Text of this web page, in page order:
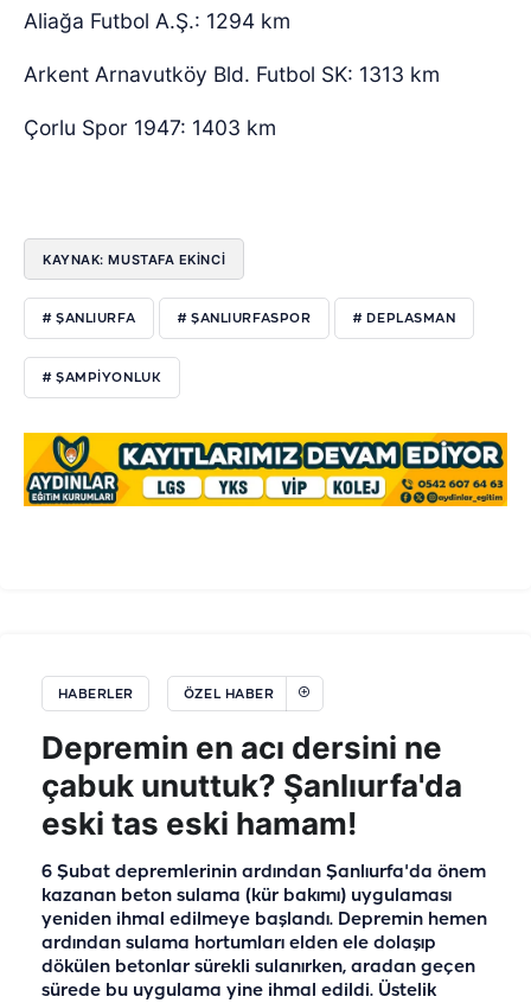
Aliağa Futbol A.Ş.: 1294 km
Arkent Arnavutköy Bld. Futbol SK: 1313 km
Çorlu Spor 1947: 1403 km
KAYNAK: MUSTAFA EKİNCİ
# ŞANLIURFA # ŞANLIURFASPOR # DEPLASMAN
# ŞAMPIYONLUK
HABERLER ÖZEL HABER
Depremin en acı dersini ne
çabuk unuttuk? Şanlıurfa'da
eski tas eski hamam!
6 Şubat depremlerinin ardından Şanlıurfa'da önem
kazanan beton sulama (kür bakımı) uygulaması
yeniden ihmal edilmeye başlandı. Depremin hemen
ardından sulama hortumları elden ele dolaşıp
dökülen betonlar sürekli sulanırken, aradan geçen
sürede bu uygulama yine ihmal edildi. Üstelik